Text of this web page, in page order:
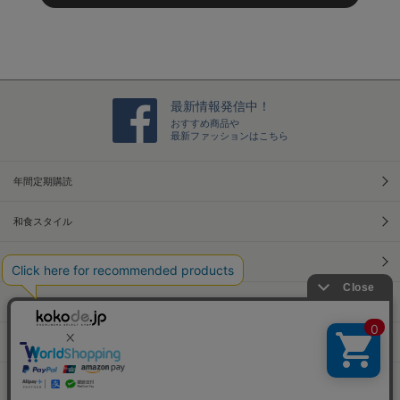
最新情報発信中！
おすすめ商品や
最新ファッションはこちら
年間定期購読
和食スタイル
本屋さんへ行こう！キャンペーン
Information
Official Site